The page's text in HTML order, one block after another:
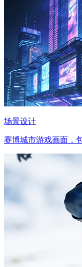
场景设计
赛博城市游戏画面，